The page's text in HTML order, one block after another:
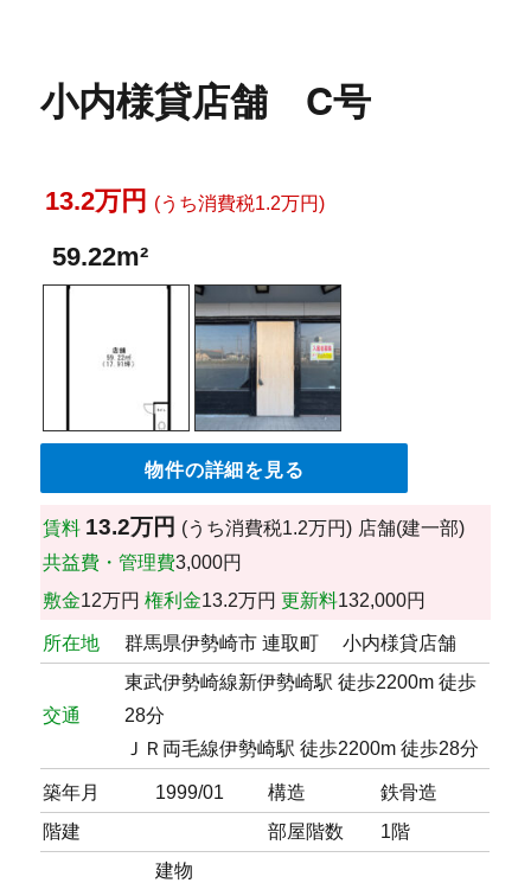
小内様貸店舗 C号
13.2万円 (うち消費税1.2万円)
59.22m²
物件の詳細を見る
賃料 13.2万円 (うち消費税1.2万円) 店舗(建一部)
共益費・管理費3,000円
敷金12万円 権利金13.2万円 更新料132,000円
所在地 群馬県伊勢崎市 連取町 小内様貸店舗
交通
東武伊勢崎線新伊勢崎駅 徒歩2200m 徒歩
28分
ＪＲ両毛線伊勢崎駅 徒歩2200m 徒歩28分
築年月 1999/01 構造
鉄骨造
階建
部屋階数 1階
建物